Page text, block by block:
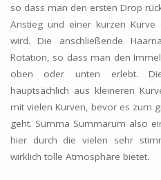
so dass man den ersten Drop
Anstieg und einer kurzen
wird. Die anschließende
Rotation, so dass man den
oben oder unten erlebt.
hauptsächlich aus kleineren
mit vielen Kurven, bevor es zum
geht. Summa Summarum also
hier durch die vielen sehr
wirklich tolle Atmosphäre bietet.